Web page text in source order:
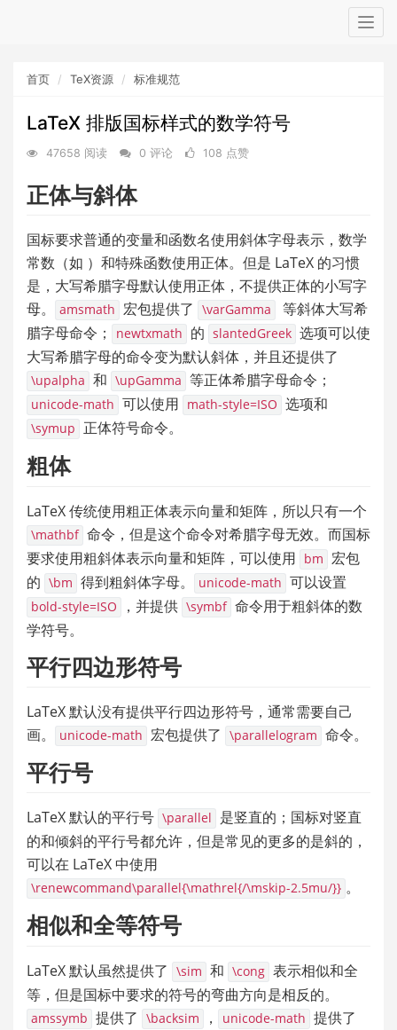
首页 TeX资源 标准规范
LaTeX 排版国标样式的数学符号
47658 阅读 0 评论 108 点赞
正体与斜体
国标要求普通的变量和函数名使用斜体字母表示，数学
常数（如 ）和特殊函数使用正体。但是 LaTeX 的习惯
是，大写希腊字母默认使用正体，不提供正体的小写字
母。
amsmath 宏包提供了 \varGamma
等斜体大写希
腊字母命令；
newtxmath 的 slantedGreek 选项可以使
\upalpha 和 \upGamma 等正体希腊字母命令；
unicode-math 可以使用 math-style=ISO
\symup 正体符号命令。
粗体
\mathbf 命令，但是这个命令对希腊字母无效。而国标
要求使用粗斜体表示向量和矩阵，可以使用 bm 宏包
的 \bm 得到粗斜体字母。 unicode-math
bold-style=ISO ，并提供 \symbf 命令用于粗斜体的数
学符号。
平行四边形符号
LaTeX 默认没有提供平行四边形符号，通常需要自己
画。
unicode-math 宏包提供了 \parallelogram 命令。
平行号
LaTeX 默认的平行号 \parallel 是竖直的；国标对竖直
的和倾斜的平行号都允许，但是常见的更多的是斜的，
\renewcommand\parallel{\mathrel{/\mskip-2.5mu/}} 。
相似和全等符号
LaTeX 默认虽然提供了 \sim 和 \cong 表示相似和全
等，但是国标中要求的符号的弯曲方向是相反的。
amssymb 提供了 \backsim ， unicode-math